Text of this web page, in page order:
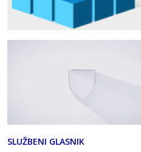
SLUŽBENI GLASNIK